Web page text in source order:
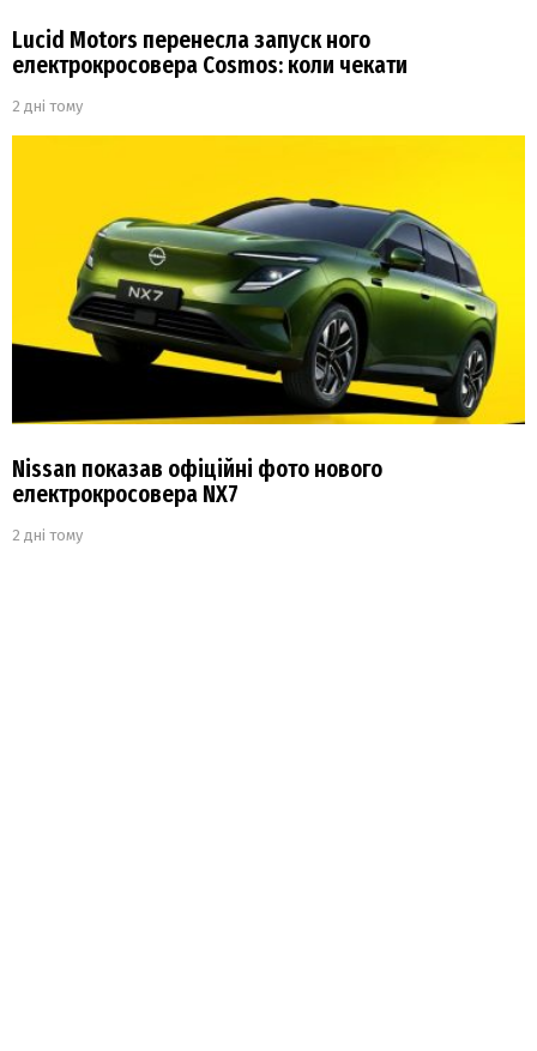
Lucid Motors перенесла запуск ного
електрокросовера Cosmos: коли чекати
2 дні тому
Nissan показав офіційні фото нового
електрокросовера NX7
2 дні тому